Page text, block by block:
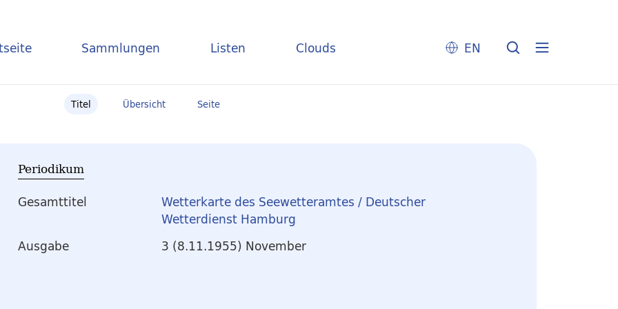
Sammlungen Listen Clouds EN
Titel Übersicht Seite
Periodikum
Gesamttitel
Wetterkarte des Seewetteramtes / Deutscher
Wetterdienst Hamburg
Ausgabe
3 (8.11.1955) November